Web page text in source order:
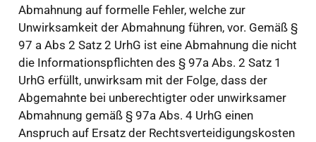
Abmahnung auf formelle Fehler, welche zur
Unwirksamkeit der Abmahnung führen, vor. Gemäß §
97 a Abs 2 Satz 2 UrhG ist eine Abmahnung die nicht
die Informationspflichten des § 97a Abs. 2 Satz 1
UrhG erfüllt, unwirksam mit der Folge, dass der
Abgemahnte bei unberechtigter oder unwirksamer
Abmahnung gemäß § 97a Abs. 4 UrhG einen
Anspruch auf Ersatz der Rechtsverteidigungskosten